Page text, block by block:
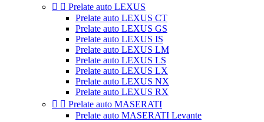
  Prelate auto LEXUS
Prelate auto LEXUS CT
Prelate auto LEXUS GS
Prelate auto LEXUS IS
Prelate auto LEXUS LM
Prelate auto LEXUS LS
Prelate auto LEXUS LX
Prelate auto LEXUS NX
Prelate auto LEXUS RX
  Prelate auto MASERATI
Prelate auto MASERATI Levante